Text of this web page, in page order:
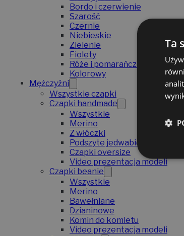
Bordo i czerwienie
Szarość
Czernie
Niebieskie
Zielenie
Fiolety
Róże i pomarańcze
Kolorowy
Mężczyźni
Wszystkie czapki
Czapki handmade
Wszystkie
Merino
Z włóczki
Podszyte jedwabiem
Czapki oversize
Video prezentacja modeli
Czapki beanie
Wszystkie
Merino
Bawełniane
Dzianinowe
Komin do komletu
Video prezentacja modeli
Ta